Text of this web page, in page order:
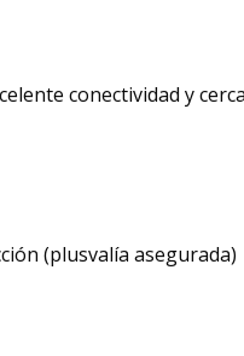
conectividad y
(plusvalía asegurada)